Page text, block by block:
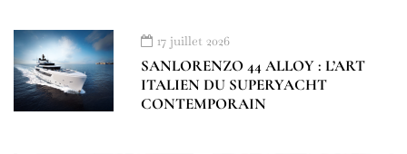
17 juillet 2026
SANLORENZO 44 ALLOY : L’ART
ITALIEN DU SUPERYACHT
CONTEMPORAIN